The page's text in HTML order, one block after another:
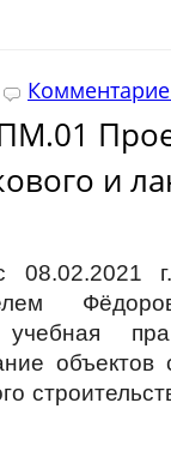
и
учебная
объектов